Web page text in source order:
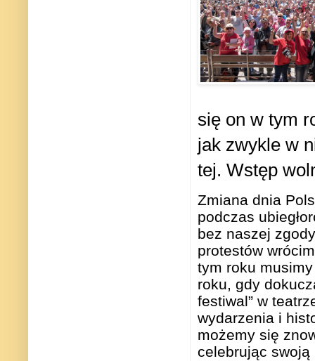
się on w tym
jak zwykle w
tej. Wstęp
Zmiana dnia
podczas
bez naszej
protestów
tym roku
roku, gdy
festiwal” w
wydarzenia i
możemy się
celebrując